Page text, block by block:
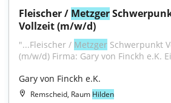
Fleischer / Metzger
Vollzeit (m/w/d)
"...Fleischer / Metzger Schwerpunkt
(m/w/d) Firma: Gary von Finckh e.K.
Gary von Finckh e.K.
Remscheid, Raum Hilden